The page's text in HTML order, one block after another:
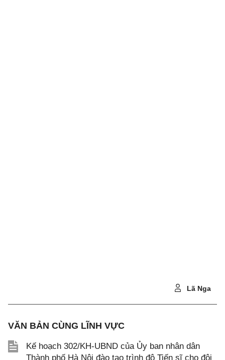
Lã Nga
VĂN BẢN CÙNG LĨNH VỰC
Kế hoạch 302/KH-UBND của Ủy ban nhân dân
Thành phố Hà Nội đào tạo trình độ Tiến sĩ cho đội